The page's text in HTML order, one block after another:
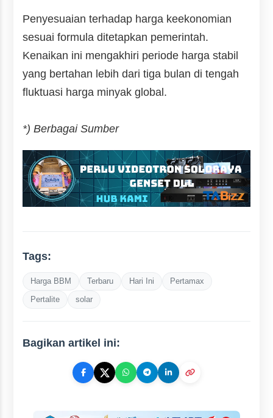
Penyesuaian terhadap harga keekonomian
sesuai formula ditetapkan pemerintah.
Kenaikan ini mengakhiri periode harga stabil
yang bertahan lebih dari tiga bulan di tengah
fluktuasi harga minyak global.
*) Berbagai Sumber
Tags:
Harga BBM Terbaru Hari Ini
Pertamax
Pertalite
solar
Bagikan artikel ini: